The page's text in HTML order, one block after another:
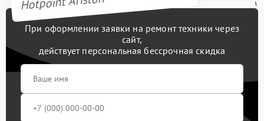
При оформлении заявки на ремонт техники через
сайт,
действует персональная бессрочная скидка